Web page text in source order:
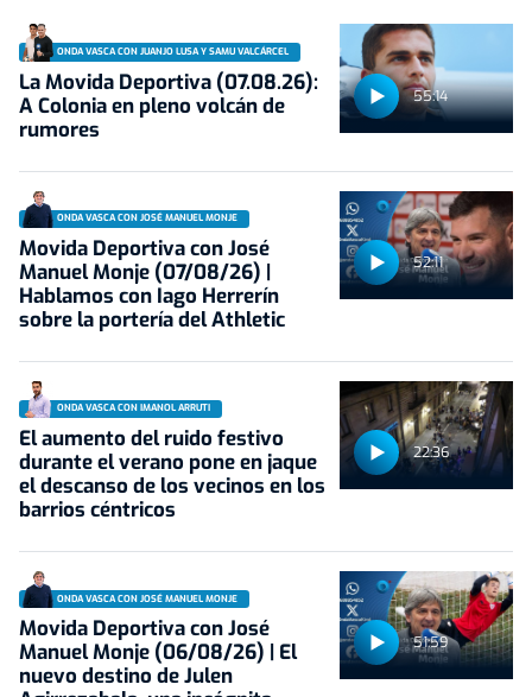
55:14
ONDA VASCA CON JUANJO LUSA Y SAMU VALCÁRCEL
La Movida Deportiva (07.08.26):
A Colonia en pleno volcán de
rumores
52:11
ONDA VASCA CON JOSÉ MANUEL MONJE
Movida Deportiva con José
Manuel Monje (07/08/26) |
Hablamos con Iago Herrerín
sobre la portería del Athletic
22:36
ONDA VASCA CON IMANOL ARRUTI
El aumento del ruido festivo
durante el verano pone en jaque
el descanso de los vecinos en los
barrios céntricos
51:59
ONDA VASCA CON JOSÉ MANUEL MONJE
Movida Deportiva con José
Manuel Monje (06/08/26) | El
nuevo destino de Julen